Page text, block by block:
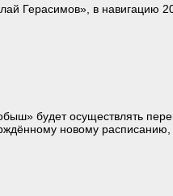
Герасимов», в навигацию
будет осуществлять
новому